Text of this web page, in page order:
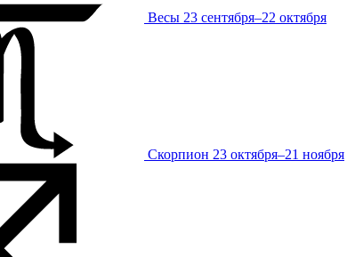
Весы 23 сентября–22 октября
Скорпион 23 октября–21 ноября